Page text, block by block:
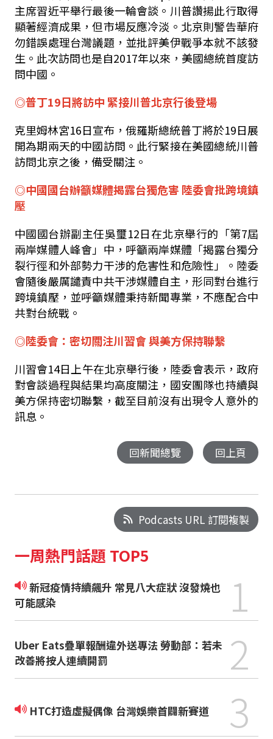
主席習近平舉行最後一輪會談。川普讚揚此行取得
顯著經濟成果，但市場反應冷淡。北京則警告華府
勿錯誤處理台灣議題，並批評美伊戰爭本就不該發
生。此次訪問也是自2017年以來，美國總統首度訪
問中國。
◎普丁19日將訪中 緊接川普北京行後登場
克里姆林宮16日宣布，俄羅斯總統普丁將於19日展
開為期兩天的中國訪問。此行緊接在美國總統川普
訪問北京之後，備受關注。
◎中國國台辦籲媒體揭露台獨危害 陸委會批跨境鎮
壓
中國國台辦副主任吳璽12日在北京舉行的「第7屆
兩岸媒體人峰會」中，呼籲兩岸媒體「揭露台獨分
裂行徑和外部勢力干涉的危害性和危險性」。陸委
會隨後嚴厲譴責中共干涉媒體自主，形同對台進行
跨境鎮壓，並呼籲媒體秉持新聞專業，不應配合中
共對台統戰。
◎陸委會：密切關注川習會 與美方保持聯繫
川習會14日上午在北京舉行後，陸委會表示，政府
對會談過程與結果均高度關注，國安團隊也持續與
美方保持密切聯繫，截至目前沒有出現令人意外的
訊息。
回新聞總覽 回上頁
Podcasts URL 訂閱複製
一周熱門話題 TOP5
新冠疫情持續飆升 常見八大症狀 沒發燒也
可能感染
1
Uber Eats疊單報酬違外送專法 勞動部：若未
改善將按人連續開罰
2
HTC打造虛擬偶像 台灣娛樂首闢新賽道 3